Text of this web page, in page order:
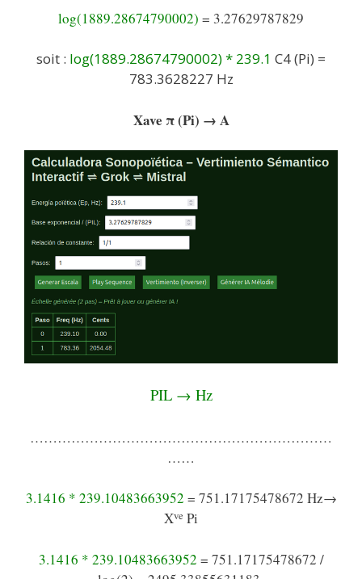
log(1889.28674790002) = 3.27629787829
soit : log(1889.28674790002) * 239.1 C4 (Pi) =
783.3628227 Hz
Xave π (Pi) → A
PIL → Hz
…………………………………………………………
……
3.1416 * 239.10483663952 = 751.17175478672 Hz→
Xve Pi
3.1416 * 239.10483663952 = 751.17175478672 /